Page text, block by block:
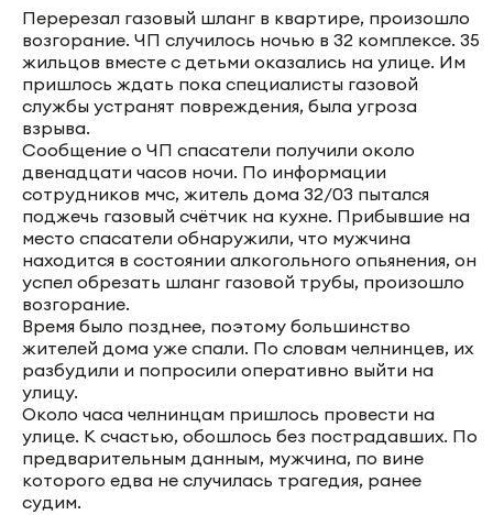
Перерезал газовый шланг в квартире, произошло
возгорание. ЧП случилось ночью в 32 комплексе. 35
жильцов вместе с детьми оказались на улице. Им
пришлось ждать пока специалисты газовой
службы устранят повреждения, была угроза
взрыва.
Сообщение о ЧП спасатели получили около
двенадцати часов ночи. По информации
сотрудников мчс, житель дома 32/03 пытался
поджечь газовый счётчик на кухне. Прибывшие на
место спасатели обнаружили, что мужчина
находится в состоянии алкогольного опьянения, он
успел обрезать шланг газовой трубы, произошло
возгорание.
Время было позднее, поэтому большинство
жителей дома уже спали. По словам челнинцев, их
разбудили и попросили оперативно выйти на
улицу.
Около часа челнинцам пришлось провести на
улице. К счастью, обошлось без пострадавших. По
предварительным данным, мужчина, по вине
которого едва не случилась трагедия, ранее
судим.